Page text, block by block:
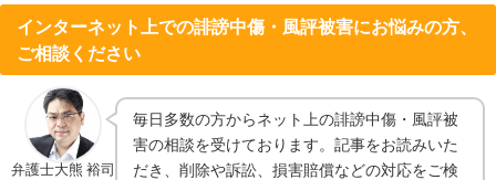
インターネット上での誹謗中傷・風評被害にお悩みの方、
ご相談ください
弁護士大熊 裕司
毎日多数の方からネット上の誹謗中傷・風評被
害の相談を受けております。記事をお読みいた
だき、削除や訴訟、損害賠償などの対応をご検